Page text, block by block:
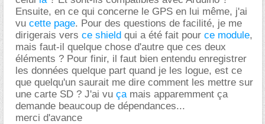
Ensuite, en ce qui concerne le GPS en lui même, j'ai
vu cette page. Pour des questions de facilité, je me
dirigerais vers ce shield qui a été fait pour ce module,
mais faut-il quelque chose d'autre que ces deux
éléments ? Pour finir, il faut bien entendu enregistrer
les données quelque part quand je les logue, est ce
que quelqu'un saurait me dire comment les mettre sur
une carte SD ? J'ai vu ça mais apparemment ça
demande beaucoup de dépendances...
merci d'avance